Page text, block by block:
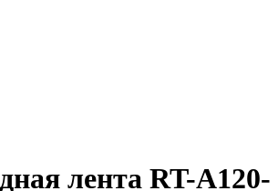
лента RT-A120-